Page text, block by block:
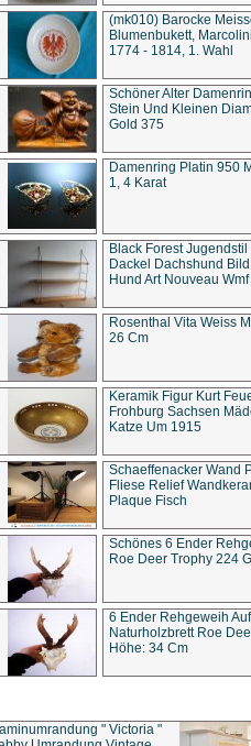
(mk010) Barocke
Blumenbukett,
1774 - 1814, 1. Wahl
Schöner Alter
Stein Und Kleinen
Gold 375
Damenring Platin 950
1, 4 Karat
Black Forest Jugendstil
Dackel Dachshund
Hund Art Nouveau Wmf
Rosenthal Vita Weiss
26 Cm
Keramik Figur Kurt
Frohburg Sachsen
Katze Um 1915
Schaeffenacker Wand
Fliese Relief
Plaque Fisch
Schönes 6 Ender
Roe Deer Trophy 224 G
6 Ender Rehgeweih Auf
Naturholzbrett Roe
Höhe: 34 Cm
" Victoria "